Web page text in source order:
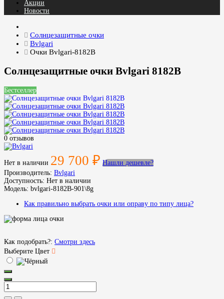
Акции
Новости
Солнцезащитные очки
Bvlgari
Очки Bvlgari-8182B
Солнцезащитные очки Bvlgari 8182B
Бестселлер
0 отзывов
Нет в наличии 29 700 ₽ Нашли дешевле?
Производитель: Bvlgari
Доступность: Нет в наличии
Модель: bvlgari-8182B-901\8g
Как правильно выбрать очки или оправу по типу лица?
Как подобрать?: Смотри здесь
Выберите Цвет